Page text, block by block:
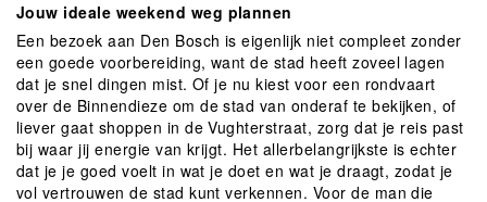
Jouw ideale weekend weg plannen
Een bezoek aan Den Bosch is eigenlijk niet compleet zonder
een goede voorbereiding, want de stad heeft zoveel lagen
dat je snel dingen mist. Of je nu kiest voor een rondvaart
over de Binnendieze om de stad van onderaf te bekijken, of
liever gaat shoppen in de Vughterstraat, zorg dat je reis past
bij waar jij energie van krijgt. Het allerbelangrijkste is echter
dat je je goed voelt in wat je doet en wat je draagt, zodat je
vol vertrouwen de stad kunt verkennen. Voor de man die